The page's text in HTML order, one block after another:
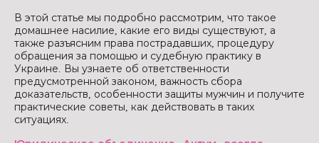
В этой статье мы подробно рассмотрим, что такое
домашнее насилие, какие его виды существуют, а
также разъясним права пострадавших, процедуру
обращения за помощью и судебную практику в
Украине. Вы узнаете об ответственности
предусмотренной законом, важность сбора
доказательств, особенности защиты мужчин и получите
практические советы, как действовать в таких
ситуациях.